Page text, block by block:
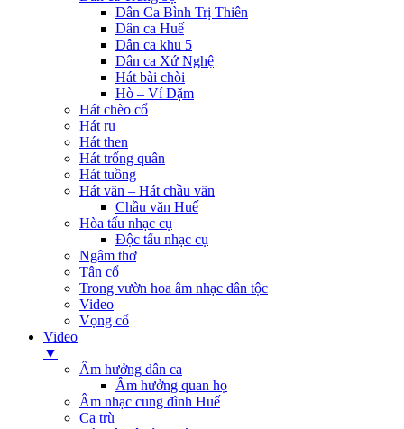
Dân Ca Bình Trị Thiên
Dân ca Huế
Dân ca khu 5
Dân ca Xứ Nghệ
Hát bài chòi
Hò – Ví Dặm
Hát chèo cổ
Hát ru
Hát then
Hát trống quân
Hát tuồng
Hát văn – Hát chầu văn
Chầu văn Huế
Hòa tấu nhạc cụ
Độc tấu nhạc cụ
Ngâm thơ
Tân cổ
Trong vườn hoa âm nhạc dân tộc
Video
Vọng cổ
Video
▼
Âm hưởng dân ca
Âm hưởng quan họ
Âm nhạc cung đình Huế
Ca trù